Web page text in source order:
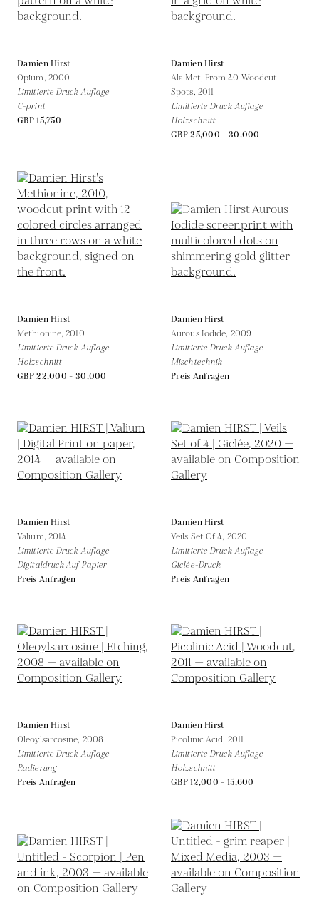
Damien Hirst
Opium, 2000
Limitierte Druck Auflage
C-print
GBP 15,750
Damien Hirst
Ala Met, From 40 Woodcut
Spots, 2011
Limitierte Druck Auflage
Holzschnitt
GBP 25,000 - 30,000
Damien Hirst
Methionine,2010
Limitierte Druck Auflage
Holzschnitt
GBP 22,000 - 30,000
Damien Hirst
Aurous Iodide, 2009
Limitierte Druck Auflage
Mischtechnik
Preis Anfragen
Damien Hirst
Valium, 2014
Limitierte Druck Auflage
Digitaldruck Auf Papier
Preis Anfragen
Damien Hirst
Veils Set Of 4, 2020
Limitierte Druck Auflage
Giclée-Druck
Preis Anfragen
Damien Hirst
Oleoylsarcosine, 2008
Limitierte Druck Auflage
Radierung
Preis Anfragen
Damien Hirst
Picolinic Acid, 2011
Limitierte Druck Auflage
Holzschnitt
GBP 12,000 - 15,600